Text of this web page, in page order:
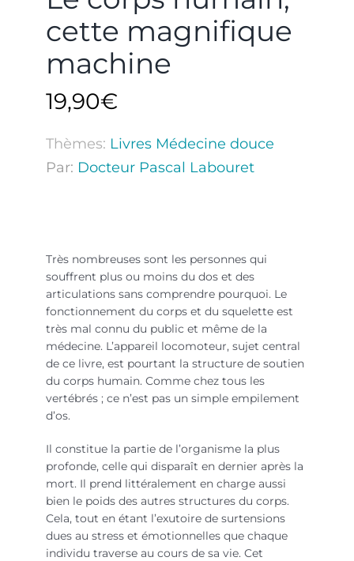
cette magnifique
machine
19,90€
Thèmes: Livres Médecine douce
Par: Docteur Pascal Labouret
Très nombreuses sont les personnes qui
souffrent plus ou moins du dos et des
articulations sans comprendre pourquoi. Le
fonctionnement du corps et du squelette est
très mal connu du public et même de la
médecine. L’appareil locomoteur, sujet central
de ce livre, est pourtant la structure de soutien
du corps humain. Comme chez tous les
vertébrés ; ce n’est pas un simple empilement
d’os.
Il constitue la partie de l’organisme la plus
profonde, celle qui disparaît en dernier après la
mort. Il prend littéralement en charge aussi
bien le poids des autres structures du corps.
Cela, tout en étant l’exutoire de surtensions
dues au stress et émotionnelles que chaque
individu traverse au cours de sa vie. Cet